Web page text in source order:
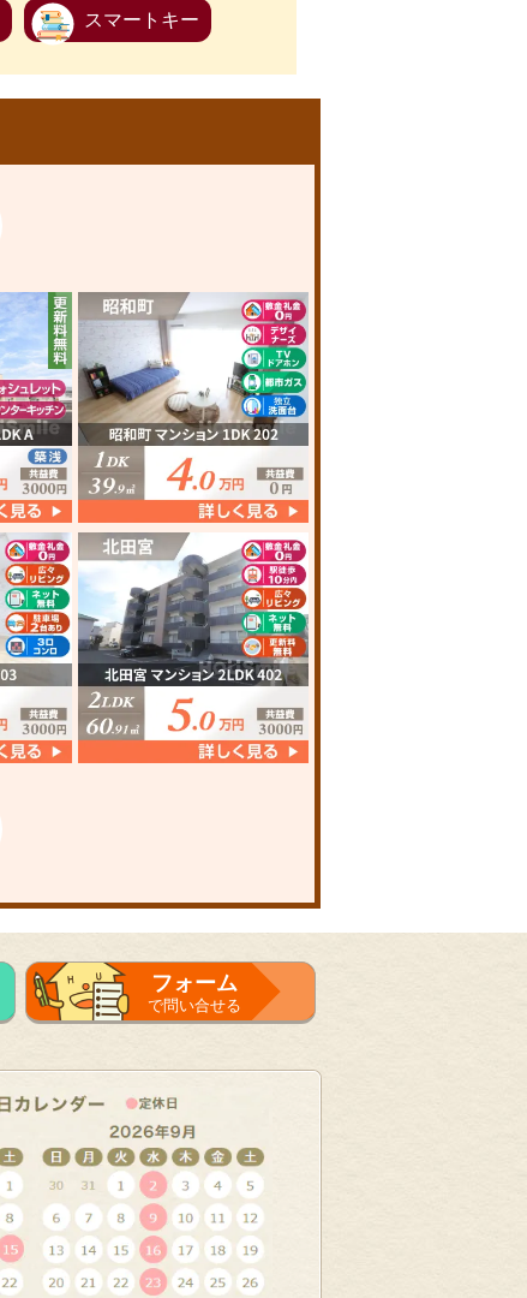
スマートキー
フォーム
で問い合せる